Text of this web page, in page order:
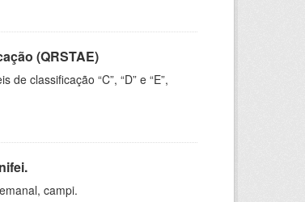
(QRSTAE)
classificação “C”, “D” e “E”,
campi.